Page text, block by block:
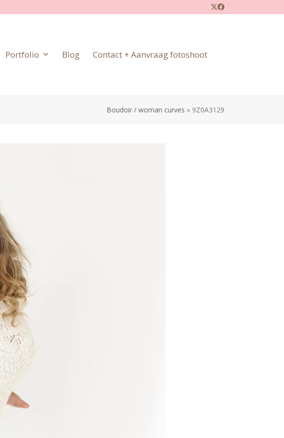
Twitter
Facebook
Portfolio Blog Contact + Aanvraag fotoshoot
Boudoir / woman curves » 9Z0A3129